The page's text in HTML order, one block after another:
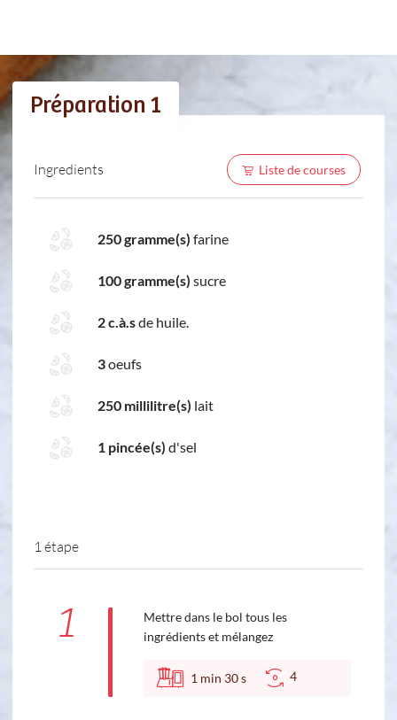
Préparation 1
Ingredients Liste de courses
250 gramme(s) farine
100 gramme(s) sucre
2 c.à.sde huile.
3oeufs
250 millilitre(s) lait
1 pincée(s) d'sel
1 étape
1
Mettre dans le bol tous les
ingrédients et mélangez
1 min 30s 4